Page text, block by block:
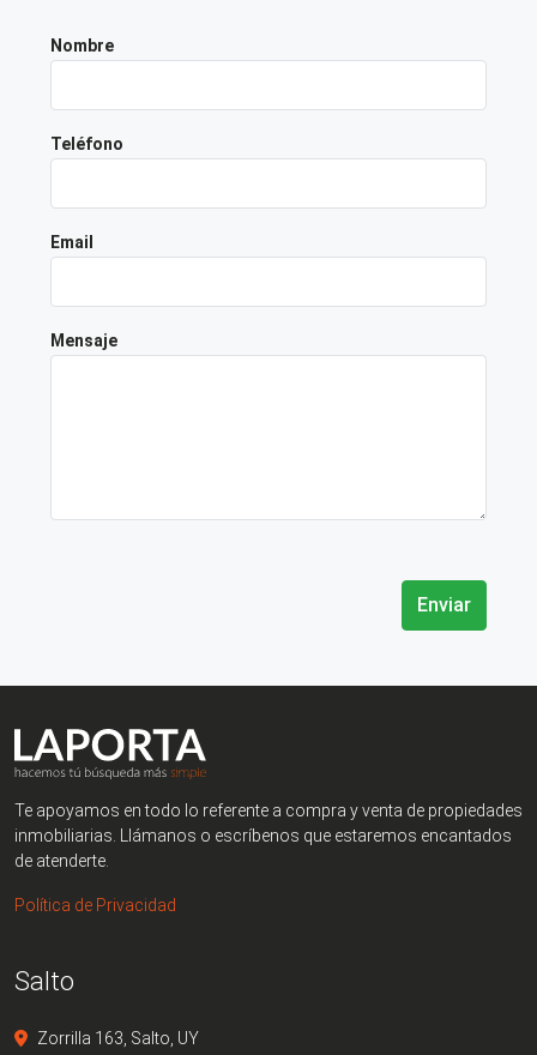
Nombre
Teléfono
Email
Mensaje
Enviar
Te apoyamos en todo lo referente a compra y venta de propiedades
inmobiliarias. Llámanos o escríbenos que estaremos encantados
de atenderte.
Política de Privacidad
Salto
Zorrilla 163, Salto, UY